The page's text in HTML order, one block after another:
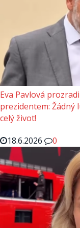
Eva Pavlová
prezidentem: Žádný
celý život!
18.6.2026
0